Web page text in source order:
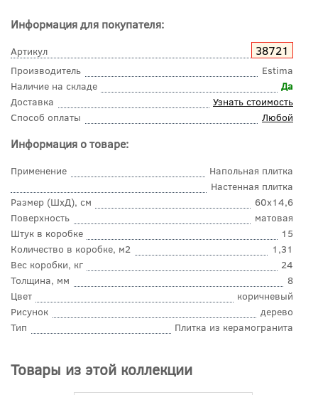
Информация для покупателя:
Артикул 38721
Производитель
Estima
Наличие на складе
Да
Доставка
Узнать стоимость
Способ оплаты
Любой
Информация о товаре:
Применение
Напольная плитка
Настенная плитка
Размер (ШхД), см
60x14,6
Поверхность
матовая
Штук в коробке
15
Количество в коробке, м2
1,31
Вес коробки, кг
24
Толщина, мм
8
Цвет
коричневый
Рисунок
дерево
Тип
Плитка из керамогранита
Товары из этой коллекции